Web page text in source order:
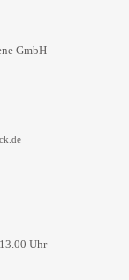
GmbH
Uhr